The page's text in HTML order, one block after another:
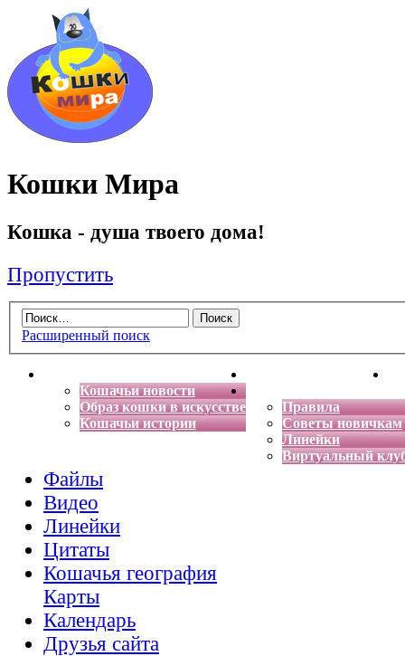
Кошки Мира
Кошка - душа твоего дома!
Пропустить
Расширенный поиск
Кошачьи новости
Образ кошки в искусстве
Кошачьи истории
Энциклопедия кошек
Правила
Советы новичкам
Линейки
Виртуальный
Файлы
Видео
Линейки
Цитаты
Кошачья география
Карты
Календарь
Друзья сайта